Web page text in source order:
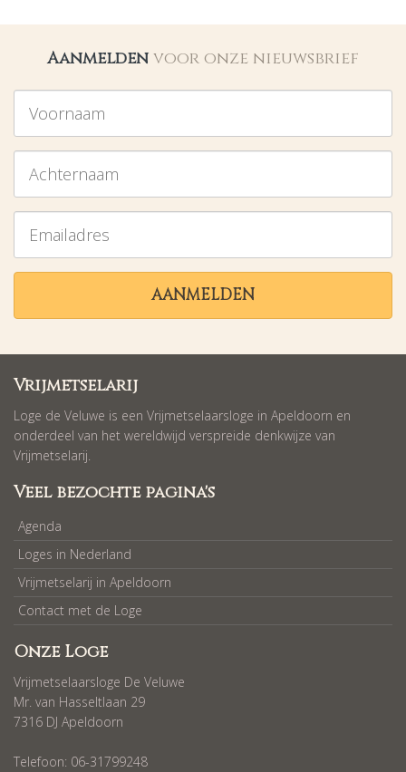
Aanmelden voor onze nieuwsbrief
AANMELDEN
Vrijmetselarij
Loge de Veluwe is een Vrijmetselaarsloge in Apeldoorn en
onderdeel van het wereldwijd verspreide denkwijze van
Vrijmetselarij.
Veel bezochte pagina's
Agenda
Loges in Nederland
Vrijmetselarij in Apeldoorn
Contact met de Loge
Onze Loge
Vrijmetselaarsloge De Veluwe
Mr. van Hasseltlaan 29
7316 DJ Apeldoorn
Telefoon: 06-31799248